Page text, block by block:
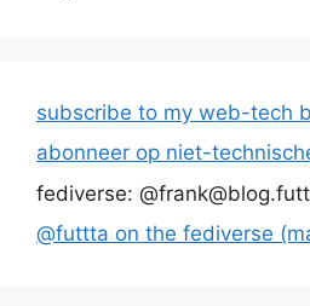
subscribe to my web-tech
abonneer op niet-
fediverse:
@futtta on the fediverse